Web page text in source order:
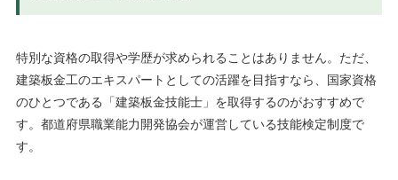
特別な資格の取得や学歴が求められることはありません。ただ、
建築板金工のエキスパートとしての活躍を目指すなら、国家資格
のひとつである「建築板金技能士」を取得するのがおすすめで
す。都道府県職業能力開発協会が運営している技能検定制度で
す。